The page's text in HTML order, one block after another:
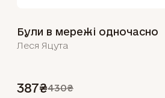
Були в мережі одночасно
Леся Яцута
387₴430₴